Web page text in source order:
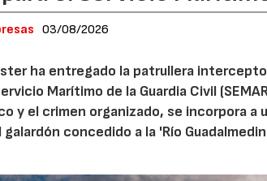
03/08/2026
ha entregado la patrullera
Marítimo de la Guardia Civil
y el crimen organizado, se incorpora a
concedido a la 'Río